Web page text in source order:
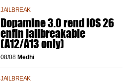
JAILBREAK
Dopamine 3.0 rend iOS 26
enfin jailbreakable
(A12/A13 only)
08/08 Medhi
JAILBREAK